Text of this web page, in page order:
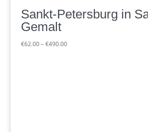
Sankt-Petersburg in
Gemalt
€62.00 –€490.00Preisspanne: